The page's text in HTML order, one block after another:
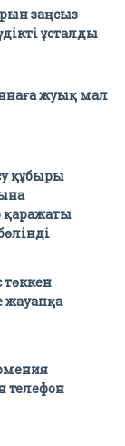
заңсыз
ұсталды
жуық мал
құбыры
қаражаты
төккен
телефон